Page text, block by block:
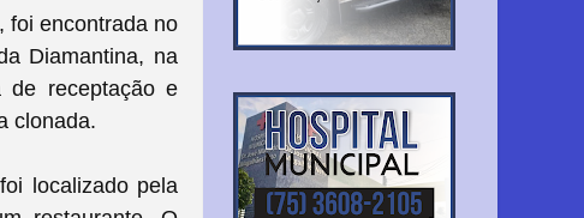
foi encontrada no
Diamantina, na
de receptação e
clonada.
localizado pela